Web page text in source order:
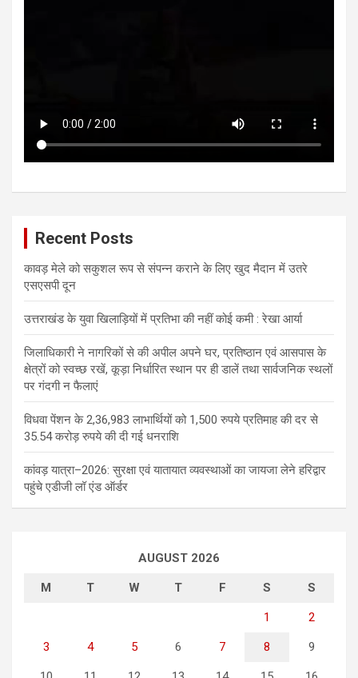
Recent Posts
कावड़ मेले को सकुशल रूप से संपन्न कराने के लिए खुद मैदान में उतरे
एसएसपी दून
उत्तराखंड के युवा खिलाड़ियों में प्रतिभा की नहीं कोई कमी : रेखा आर्या
जिलाधिकारी ने नागरिकों से की अपील अपने घर, प्रतिष्ठान एवं आसपास के
क्षेत्रों को स्वच्छ रखें, कूड़ा निर्धारित स्थान पर ही डालें तथा सार्वजनिक स्थलों
पर गंदगी न फैलाएं
विधवा पेंशन के 2,36,983 लाभार्थियों को 1,500 रुपये प्रतिमाह की दर से
35.54 करोड़ रुपये की दी गई धनराशि
कांवड़ यात्रा–2026: सुरक्षा एवं यातायात व्यवस्थाओं का जायजा लेने हरिद्वार
पहुंचे एडीजी लॉ एंड ऑर्डर
AUGUST 2026
M T W T F S S
1 2
3 4 5 6 7 8 9